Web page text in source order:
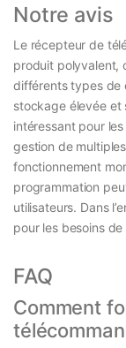
Notre avis
Le récepteur de
produit polyvalent,
différents types de
stockage élevée et
intéressant pour
gestion de
fonctionnement
programmation
utilisateurs. Dans
pour les besoins
FAQ
Comment